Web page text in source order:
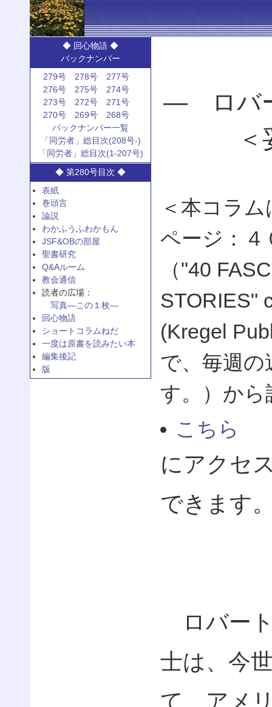
◆ 回心物語 ◆
バックナンバー
279号
278号
277号
276号
275号
274号
273号
272号
271号
270号
269号
268号
バックナンバー一覧
「同労者」総目次(208号-)
「同労者」総目次(1-207号)
◆ 第280号目次 ◆
表紙
巻頭言
論説
わかふうふわかもん
JSF&OBの部屋
聖書研究
Q&Aルーム
教会通信
読者の広場：
写真—この１枚—
回心物語
ショートコラムねだ
一度は原書を読みたい本
編集後記
版
— ロバ
＜本コラ
ページ：４
（"40
STORIES"
(Kregel
で、毎週の
す。）から
こちら
にアクセ
できます
ロバー
士は、今
て、アメ